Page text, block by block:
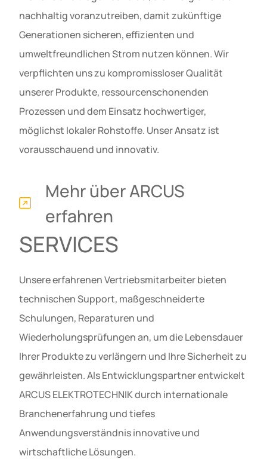
nachhaltig voranzutreiben, damit zukünftige
Generationen sicheren, effizienten und
umweltfreundlichen Strom nutzen können. Wir
verpflichten uns zu kompromissloser Qualität
unserer Produkte, ressourcenschonenden
Prozessen und dem Einsatz hochwertiger,
möglichst lokaler Rohstoffe. Unser Ansatz ist
vorausschauend und innovativ.
Mehr über ARCUS
erfahren
SERVICES
Unsere erfahrenen Vertriebsmitarbeiter bieten
technischen Support, maßgeschneiderte
Schulungen, Reparaturen und
Wiederholungsprüfungen an, um die Lebensdauer
Ihrer Produkte zu verlängern und Ihre Sicherheit zu
gewährleisten. Als Entwicklungspartner entwickelt
ARCUS ELEKTROTECHNIK durch internationale
Branchenerfahrung und tiefes
Anwendungsverständnis innovative und
wirtschaftliche Lösungen.